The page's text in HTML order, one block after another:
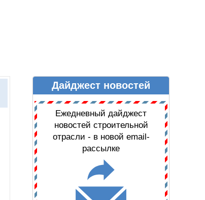
ДАЙДЖЕСТ НОВОСТЕЙДайджест новостей
Ежедневный дайджест
новостей строительной
отрасли - в новой email-
рассылке